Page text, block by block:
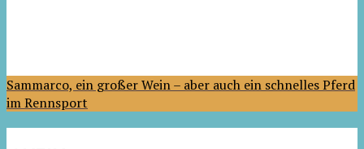
Sammarco, ein großer Wein – aber auch ein schnelles Pferd
im Rennsport